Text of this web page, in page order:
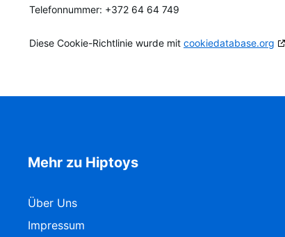
Telefonnummer: +372 64 64 749
Diese Cookie-Richtlinie wurde mit cookiedatabase.org
Mehr zu Hiptoys
Über Uns
Impressum